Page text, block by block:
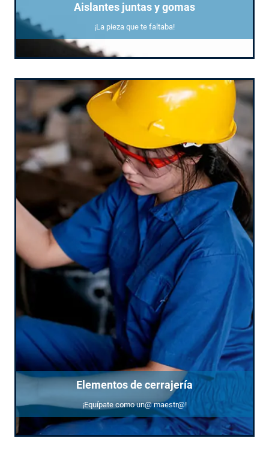
Aislantes juntas y gomas
¡La pieza que te faltaba!
Elementos de cerrajería
¡Equípate como un@ maestr@!